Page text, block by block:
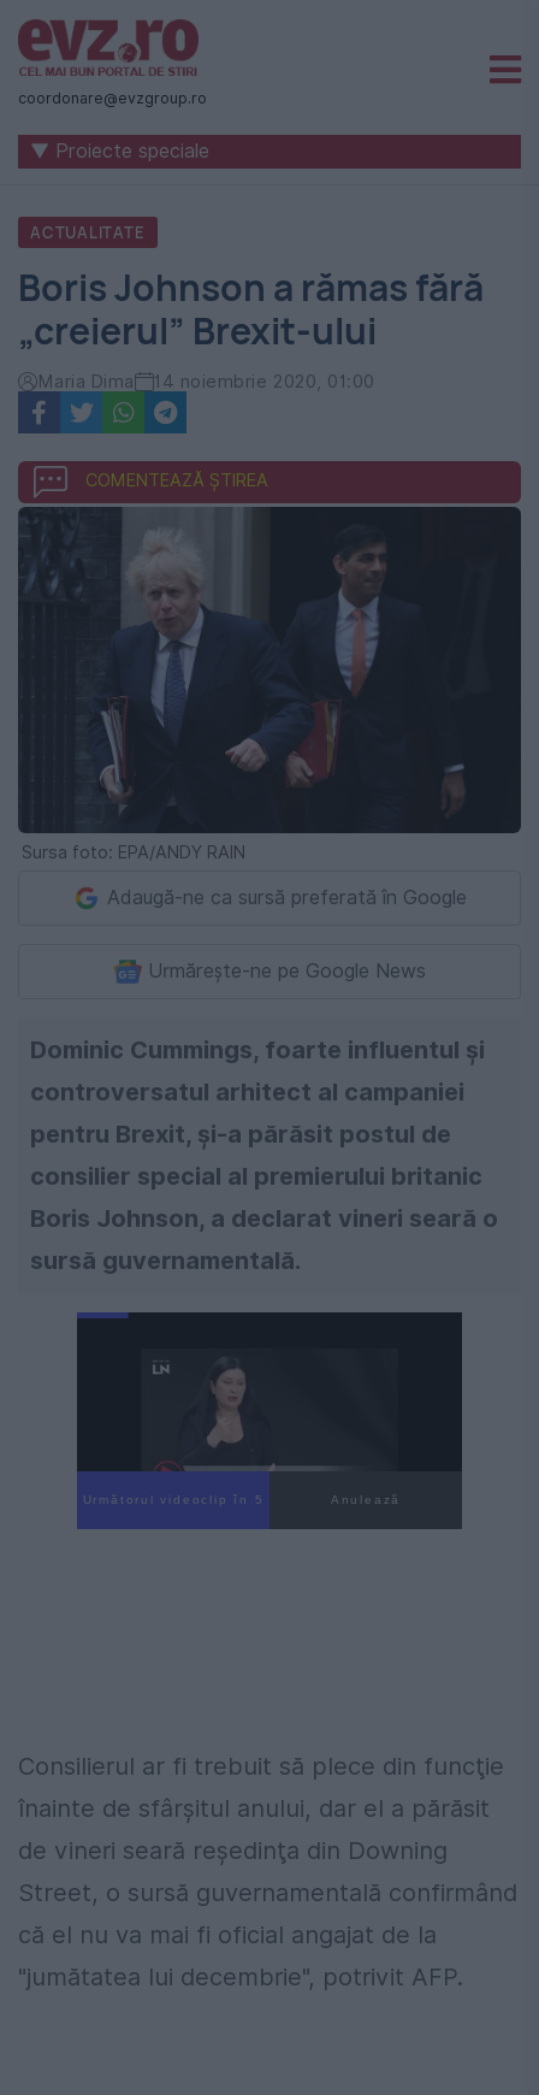
Știri
naționale
internaționale
România
-
Evenimentul
Zilei
coordonare@evzgroup.ro
▼ Proiecte speciale
ACTUALITATE
Boris Johnson a rămas fără
„creierul” Brexit-ului
Maria Dima 14 noiembrie 2020, 01:00
COMENTEAZĂ ȘTIREA
Sursa foto: EPA/ANDY RAIN
Adaugă-ne ca sursă preferată în Google
Urmărește-ne pe Google News
Dominic Cummings, foarte influentul şi
controversatul arhitect al campaniei
pentru Brexit, şi-a părăsit postul de
consilier special al premierului britanic
Boris Johnson, a declarat vineri seară o
sursă guvernamentală.
Următorul videoclip în 4 Anulează
Consilierul ar fi trebuit să plece din funcţie
înainte de sfârşitul anului, dar el a părăsit
de vineri seară reşedinţa din Downing
Street, o sursă guvernamentală confirmând
că el nu va mai fi oficial angajat de la
"jumătatea lui decembrie", potrivit AFP.